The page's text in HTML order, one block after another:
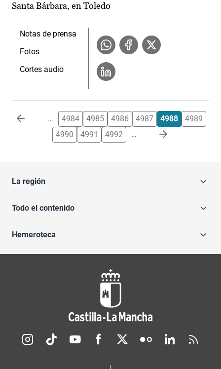
Santa Bárbara, en Toledo
Notas de prensa
Fotos
Cortes audio
Paginación … 4984 4985 4986 4987 4988
4989
4990
4991 4992 …
La región
Todo el contenido
Hemeroteca
Redes sociales JCCM